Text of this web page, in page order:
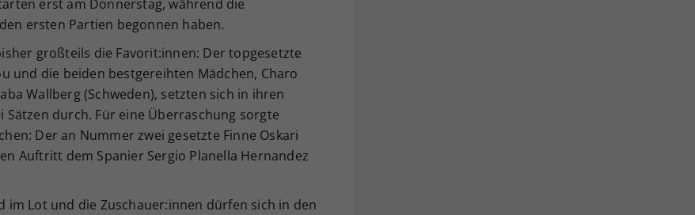
erst am Donnerstag, während die
ersten Partien begonnen haben.
großteils die Favorit:innen: Der topgesetzte
und die beiden bestgereihten Mädchen, Charo
Wallberg (Schweden), setzten sich in ihren
durch. Für eine Überraschung sorgte
Der an Nummer zwei gesetzte Finne Oskari
Auftritt dem Spanier Sergio Planella Hernandez
im Lot und die Zuschauer:innen dürfen sich in den